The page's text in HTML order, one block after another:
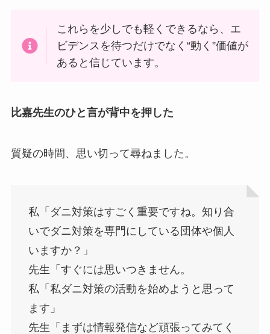
これらを少しでも軽くできるなら、エ
ビデンスを待つだけでなく“動く”価値が
あると信じています。
比嘉先生のひと言が背中を押した
質疑の時間、思い切って尋ねました。
私「ダニ対策はすごく重要ですね。知り合
いでダニ対策を専門にしている団体や個人
いますか？」
先生「すぐには思いつきません。
私「私ダニ対策の活動を始めようと思って
ます」
先生「まずは情報発信など頑張ってみてく